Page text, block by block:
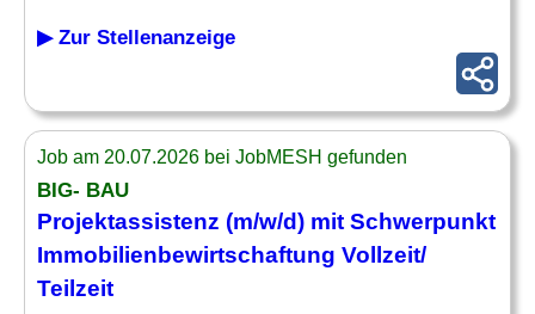
▶ Zur Stellenanzeige
Job am 20.07.2026 bei JobMESH gefunden
BIG- BAU
Projektassistenz (m/w/d) mit Schwerpunkt
Immobilienbewirtschaftung Vollzeit/
Teilzeit